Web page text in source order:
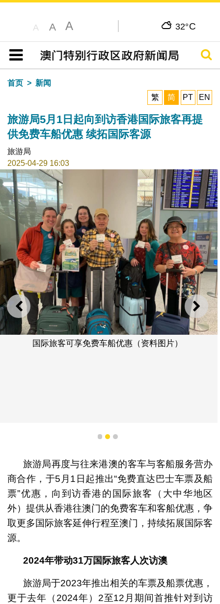
A A A 32°C
目录
搜寻
首页
新闻
繁
简 PT EN
旅游局5月1日起向到访香港国际旅客再提
供免费车船优惠 续拓国际客源
旅游局
2025-04-29 16:03
上一则 下一
国际旅客可享免费车船优惠（资料图片）
1 2 3
旅游局再度与往来港澳的客车与客船服务营办
商合作，于5月1日起推出“免费直达巴士车票及船
票”优惠，向到访香港的国际旅客（大中华地区
外）提供从香港往澳门的免费客车和客船优惠，争
取更多国际旅客延伸行程至澳门，持续拓展国际客
源。
2024年带动31万国际旅客人次访澳
旅游局于2023年推出相关的车票及船票优惠，
更于去年（2024年）2至12月期间首推针对到访